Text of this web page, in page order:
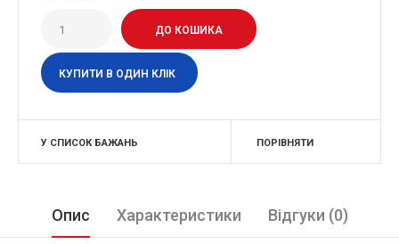
КУПИТИ В ОДИН КЛІК
У СПИСОК БАЖАНЬ ПОРІВНЯТИ
Опис Характеристики Відгуки (0)